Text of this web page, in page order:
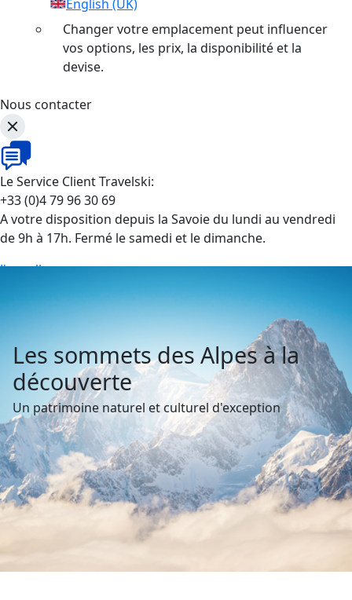
English (UK)
Changer votre emplacement peut influencer
vos options, les prix, la disponibilité et la
devise.
Nous contacter
Le Service Client Travelski:
+33 (0)4 79 96 30 69
A votre disposition depuis la Savoie du lundi au vendredi
de 9h à 17h. Fermé le samedi et le dimanche.
J'appelle
Les sommets des Alpes à la
découverte
Un patrimoine naturel et culturel d'exception